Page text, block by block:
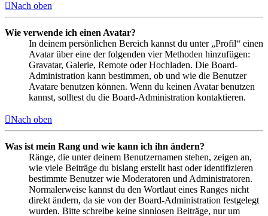
Nach oben
Wie verwende ich einen Avatar?
In deinem persönlichen Bereich kannst du unter „Profil“ einen
Avatar über eine der folgenden vier Methoden hinzufügen:
Gravatar, Galerie, Remote oder Hochladen. Die Board-
Administration kann bestimmen, ob und wie die Benutzer
Avatare benutzen können. Wenn du keinen Avatar benutzen
kannst, solltest du die Board-Administration kontaktieren.
Nach oben
Was ist mein Rang und wie kann ich ihn ändern?
Ränge, die unter deinem Benutzernamen stehen, zeigen an,
wie viele Beiträge du bislang erstellt hast oder identifizieren
bestimmte Benutzer wie Moderatoren und Administratoren.
Normalerweise kannst du den Wortlaut eines Ranges nicht
direkt ändern, da sie von der Board-Administration festgelegt
wurden. Bitte schreibe keine sinnlosen Beiträge, nur um